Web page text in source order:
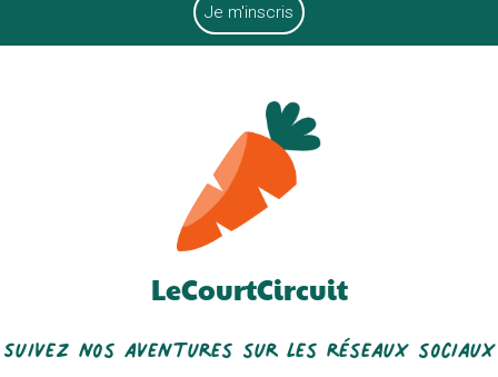
LeCourtCircuit
Suivez nos aventures sur les réseaux sociaux